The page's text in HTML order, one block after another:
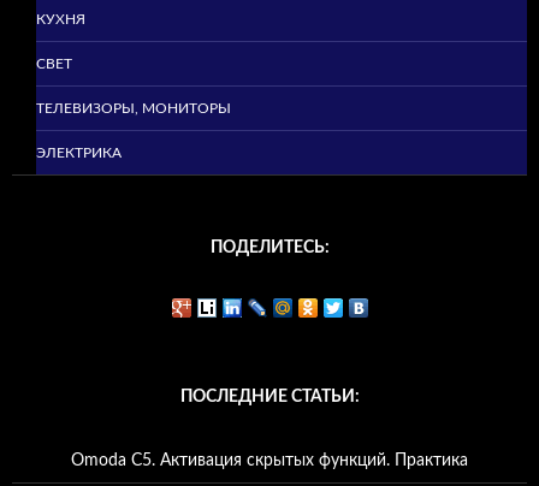
КУХНЯ
СВЕТ
ТЕЛЕВИЗОРЫ, МОНИТОРЫ
ЭЛЕКТРИКА
ПОДЕЛИТЕСЬ:
ПОСЛЕДНИЕ СТАТЬИ:
Omoda C5. Активация скрытых функций. Практика